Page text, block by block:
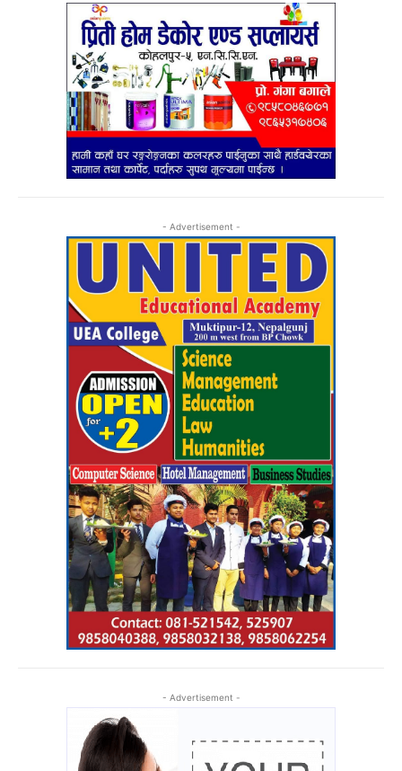
- Advertisement -
- Advertisement -